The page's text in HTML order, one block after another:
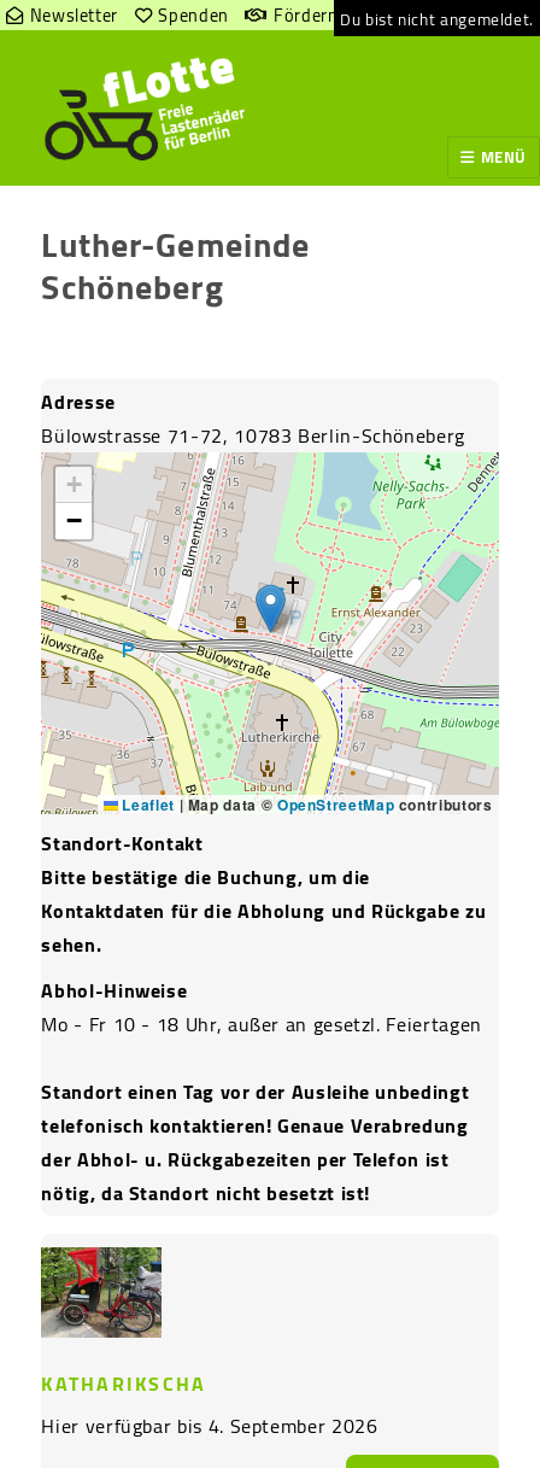
Newsletter Spenden Fördern Du bist nicht angemeldet.
MENÜ
Luther-Gemeinde
Schöneberg
Adresse
Bülowstrasse 71-72, 10783 Berlin-Schöneberg
+
−
Leaflet |Map data ©OpenStreetMap contributors
Standort-Kontakt
Bitte bestätige die Buchung, um die
Kontaktdaten für die Abholung und Rückgabe zu
sehen.
Abhol-Hinweise
Mo - Fr 10 - 18 Uhr, außer an gesetzl. Feiertagen
Standort einen Tag vor der Ausleihe unbedingt
telefonisch kontaktieren! Genaue Verabredung
der Abhol- u. Rückgabezeiten per Telefon ist
nötig, da Standort nicht besetzt ist!
KATHARIKSCHA
Hier verfügbar bis 4. September 2026